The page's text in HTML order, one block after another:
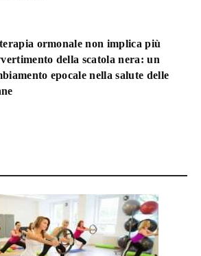
ormonale non implica più
della scatola nera: un
epocale nella salute delle